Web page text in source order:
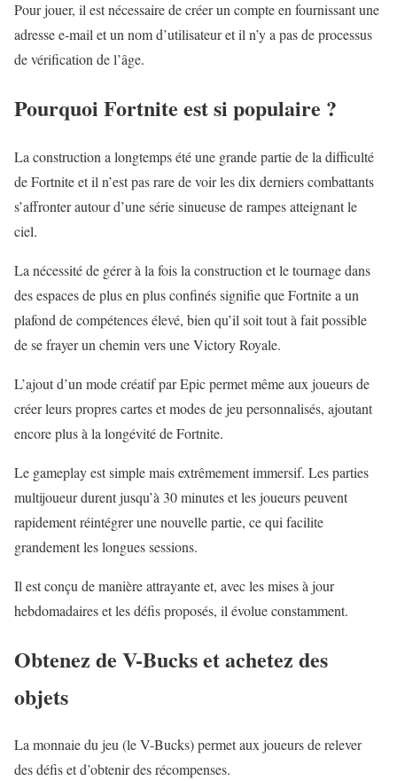
Pour jouer, il est nécessaire de créer un compte en fournissant une
adresse e-mail et un nom d’utilisateur et il n’y a pas de processus
de vérification de l’âge.
Pourquoi Fortnite est si populaire ?
La construction a longtemps été une grande partie de la difficulté
de Fortnite et il n’est pas rare de voir les dix derniers combattants
s’affronter autour d’une série sinueuse de rampes atteignant le
ciel.
La nécessité de gérer à la fois la construction et le tournage dans
des espaces de plus en plus confinés signifie que Fortnite a un
plafond de compétences élevé, bien qu’il soit tout à fait possible
de se frayer un chemin vers une Victory Royale.
L’ajout d’un mode créatif par Epic permet même aux joueurs de
créer leurs propres cartes et modes de jeu personnalisés, ajoutant
encore plus à la longévité de Fortnite.
Le gameplay est simple mais extrêmement immersif. Les parties
multijoueur durent jusqu’à 30 minutes et les joueurs peuvent
rapidement réintégrer une nouvelle partie, ce qui facilite
grandement les longues sessions.
Il est conçu de manière attrayante et, avec les mises à jour
hebdomadaires et les défis proposés, il évolue constamment.
Obtenez de V-Bucks et achetez des
objets
La monnaie du jeu (le V-Bucks) permet aux joueurs de relever
des défis et d’obtenir des récompenses.